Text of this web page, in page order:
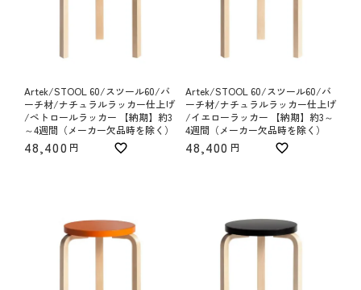
Artek/STOOL 60/スツール60/バ
ーチ材/ナチュラルラッカー仕上げ
/ペトロールラッカー 【納期】約3
～4週間（メーカー欠品時を除く）
48,400
Artek/STOOL 60/スツール60/バ
ーチ材/ナチュラルラッカー仕上げ
/イエローラッカー 【納期】約3～
4週間（メーカー欠品時を除く）
48,400